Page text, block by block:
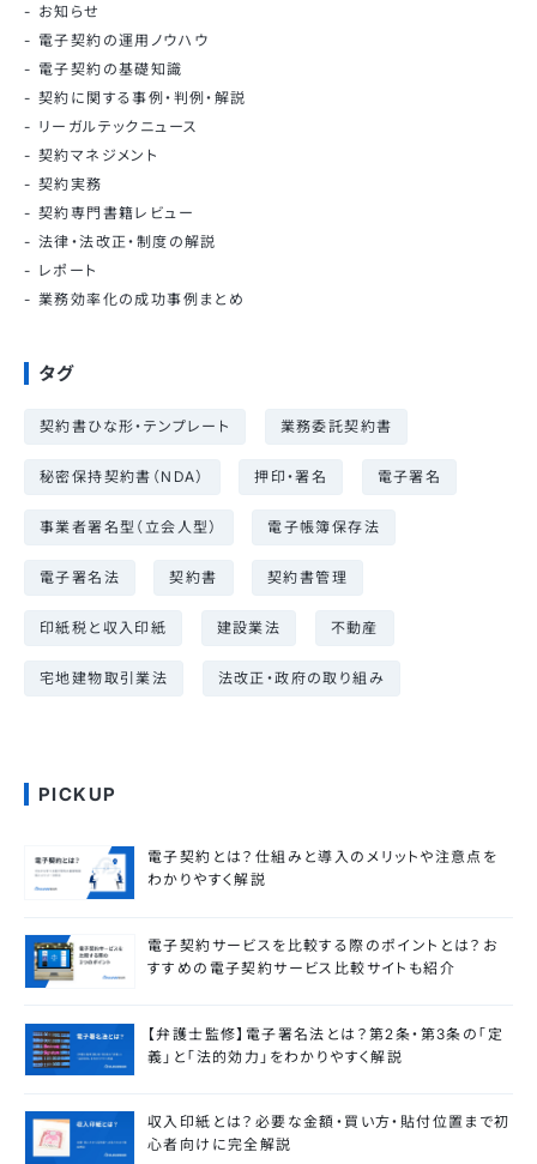
お知らせ
電子契約の運用ノウハウ
電子契約の基礎知識
契約に関する事例・判例・解説
リーガルテックニュース
契約マネジメント
契約実務
契約専門書籍レビュー
法律・法改正・制度の解説
レポート
業務効率化の成功事例まとめ
タグ
契約書ひな形・テンプレート 業務委託契約書
秘密保持契約書（NDA） 押印・署名 電子署名
事業者署名型（立会人型） 電子帳簿保存法
電子署名法 契約書 契約書管理
印紙税と収入印紙 建設業法 不動産
宅地建物取引業法 法改正・政府の取り組み
PICKUP
電子契約とは？仕組みと導入のメリットや注意点を
わかりやすく解説
電子契約サービスを比較する際のポイントとは？お
すすめの電子契約サービス比較サイトも紹介
【弁護士監修】電子署名法とは？第2条・第3条の「定
義」と「法的効力」をわかりやすく解説
収入印紙とは？必要な金額・買い方・貼付位置まで初
心者向けに完全解説